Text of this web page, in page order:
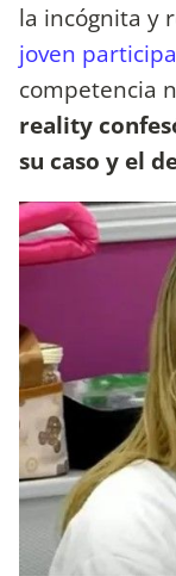
la incógnita y
joven
competencia
reality
su caso y el